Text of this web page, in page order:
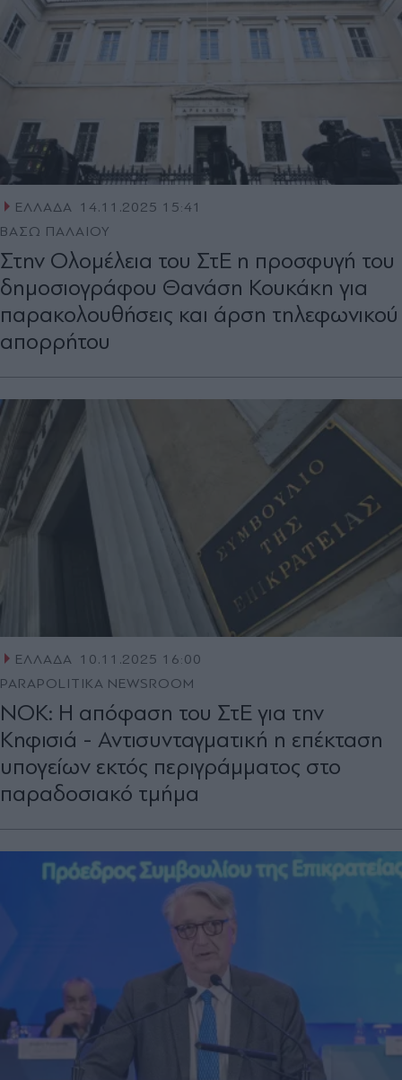
ΕΛΛΑΔΑ 14.11.2025 15:41
ΒΑΣΩ ΠΑΛΑΙΟΥ
Στην Ολομέλεια του ΣτΕ η προσφυγή του
δημοσιογράφου Θανάση Κουκάκη για
παρακολουθήσεις και άρση τηλεφωνικού
απορρήτου
ΕΛΛΑΔΑ 10.11.2025 16:00
PARAPOLITIKA NEWSROOM
ΝΟΚ: Η απόφαση του ΣτΕ για την
Κηφισιά - Αντισυνταγματική η επέκταση
υπογείων εκτός περιγράμματος στο
παραδοσιακό τμήμα